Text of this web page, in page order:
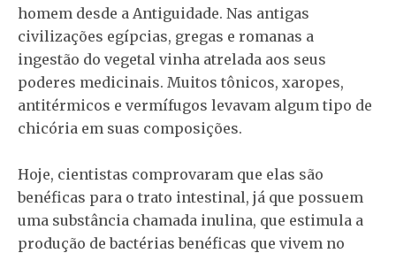
homem desde a Antiguidade. Nas antigas
civilizações egípcias, gregas e romanas a
ingestão do vegetal vinha atrelada aos seus
poderes medicinais. Muitos tônicos, xaropes,
antitérmicos e vermífugos levavam algum tipo de
chicória em suas composições.
Hoje, cientistas comprovaram que elas são
benéficas para o trato intestinal, já que possuem
uma substância chamada inulina, que estimula a
produção de bactérias benéficas que vivem no